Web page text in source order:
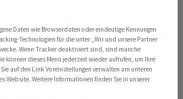
Daten wie Browserdaten oder eindeutige Kennungen
Technologien für die unter „Wir und unsere Partner
Wenn Tracker deaktiviert sind, sind manche
können dieses Menü jederzeit wieder aufrufen, um Ihre
auf den Link Voreinstellungen verwalten am unteren
Website. Weitere Informationen finden Sie in unserer